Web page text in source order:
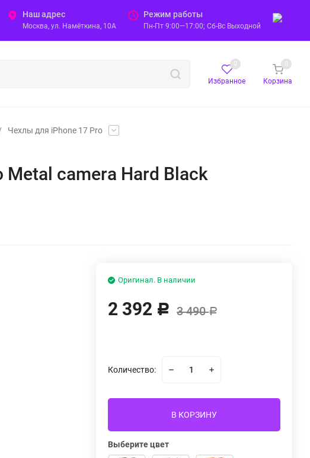
Наш адрес
Москва, ул. Намёткина, 10А
Режим работы
Пн-Пт 9:00—17:00; Сб-Вс Выходной
Избранное
0
Корзина
0
Чехлы для iPhone 17 Pro
Metal camera Hard Black
Оригинал. В наличии
2 392 Р 3 490Р
Количество:
В КОРЗИНУ
Выберите цвет